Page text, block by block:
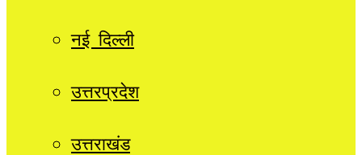
नई दिल्ली
उत्तरप्रदेश
उत्तराखंड